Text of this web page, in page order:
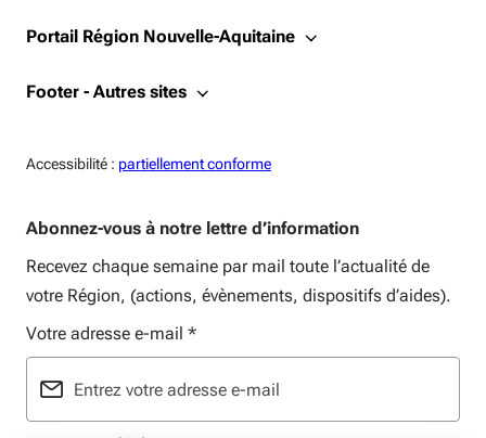
Portail Région Nouvelle-Aquitaine
Footer - Autres sites
Accessibilité : Accessiblité:
partiellement conforme
Abonnez-vous à notre lettre d’information
Recevez chaque semaine par mail toute l’actualité de
votre Région, (actions, évènements, dispositifs d’aides).
Votre adresse e-mail *